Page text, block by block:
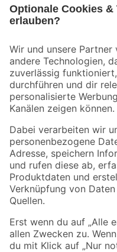
Der toom Newsletter: Keine
Zur Newsletter
Folge uns
Zahlungsarten
Sicher einkaufen
Jetzt die toom-App